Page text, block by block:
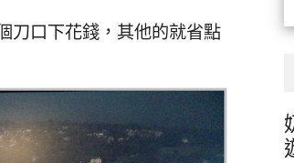
刀口下花錢，其他的就省點